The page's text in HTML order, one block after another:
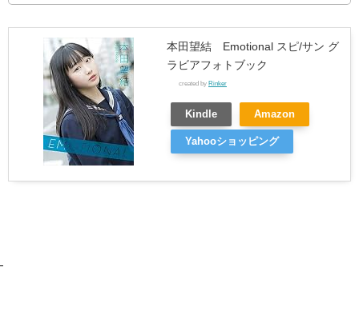
本田望結 Emotional スピ/サン グ
ラビアフォトブック
created by Rinker
Kindle Amazon
Yahooショッピング